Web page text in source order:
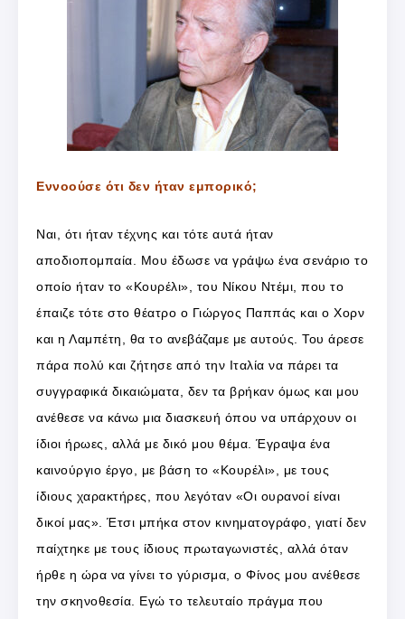
Εννοούσε ότι δεν ήταν εμπορικό;
Ναι, ότι ήταν τέχνης και τότε αυτά ήταν
αποδιοπομπαία. Μου έδωσε να γράψω ένα σενάριο το
οποίο ήταν το «Κουρέλι», του Νίκου Ντέμι, που το
έπαιζε τότε στο θέατρο ο Γιώργος Παππάς και ο Χορν
και η Λαμπέτη, θα το ανεβάζαμε με αυτούς. Του άρεσε
πάρα πολύ και ζήτησε από την Ιταλία να πάρει τα
συγγραφικά δικαιώματα, δεν τα βρήκαν όμως και μου
ανέθεσε να κάνω μια διασκευή όπου να υπάρχουν οι
ίδιοι ήρωες, αλλά με δικό μου θέμα. Έγραψα ένα
καινούργιο έργο, με βάση το «Κουρέλι», με τους
ίδιους χαρακτήρες, που λεγόταν «Οι ουρανοί είναι
δικοί μας». Έτσι μπήκα στον κινηματογράφο, γιατί δεν
παίχτηκε με τους ίδιους πρωταγωνιστές, αλλά όταν
ήρθε η ώρα να γίνει το γύρισμα, ο Φίνος μου ανέθεσε
την σκηνοθεσία. Εγώ το τελευταίο πράγμα που